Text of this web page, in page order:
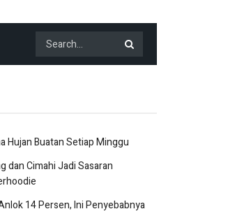
Hujan Buatan Setiap Minggu
dan Cimahi Jadi Sasaran
14 Persen, Ini Penyebabnya